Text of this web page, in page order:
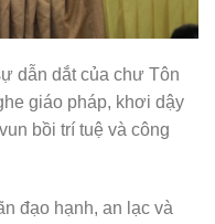
dẫn dắt của chư Tôn
giáo pháp, khơi dậy
bồi trí tuệ và công
đạo hạnh, an lạc và